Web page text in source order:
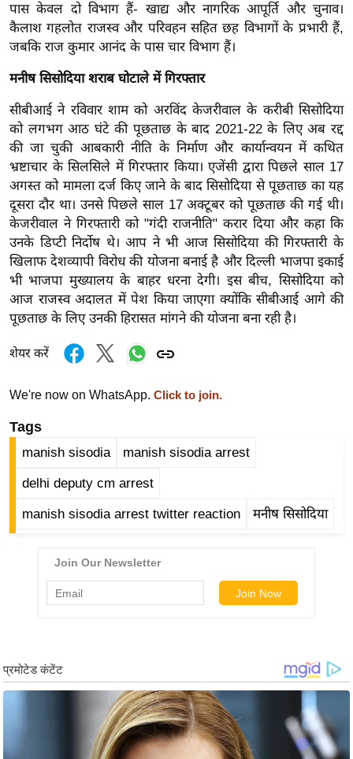
ली
वु
ड
हॉ
वु
ड
फि
ल्म
स
मी
क्षा
B
r
e
a
k
n
N
e
w
ला
क्नॉ
लॉ
पास केवल दो विभाग हैं- खाद्य और नागरिक आपूर्ति और चुनाव।
कैलाश गहलोत राजस्व और परिवहन सहित छह विभागों के प्रभारी हैं,
जबकि राज कुमार आनंद के पास चार विभाग हैं।
मनीष सिसोदिया शराब घोटाले में गिरफ्तार
सीबीआई ने रविवार शाम को अरविंद केजरीवाल के करीबी सिसोदिया
को लगभग आठ घंटे की पूछताछ के बाद 2021-22 के लिए अब रद्द
की जा चुकी आबकारी नीति के निर्माण और कार्यान्वयन में कथित
भ्रष्टाचार के सिलसिले में गिरफ्तार किया। एजेंसी द्वारा पिछले साल 17
अगस्त को मामला दर्ज किए जाने के बाद सिसोदिया से पूछताछ का यह
दूसरा दौर था। उनसे पिछले साल 17 अक्टूबर को पूछताछ की गई थी।
केजरीवाल ने गिरफ्तारी को "गंदी राजनीति" करार दिया और कहा कि
उनके डिप्टी निर्दोष थे। आप ने भी आज सिसोदिया की गिरफ्तारी के
खिलाफ देशव्यापी विरोध की योजना बनाई है और दिल्ली भाजपा इकाई
भी भाजपा मुख्यालय के बाहर धरना देगी। इस बीच, सिसोदिया को
आज राजस्व अदालत में पेश किया जाएगा क्योंकि सीबीआई आगे की
पूछताछ के लिए उनकी हिरासत मांगने की योजना बना रही है।
शेयर करें
We're now on WhatsApp. Click to join.
Tags
manish sisodia manish sisodia arrest
delhi deputy cm arrest
manish sisodia arrest twitter reaction मनीष सिसोदिया